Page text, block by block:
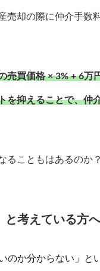
売却の際に仲介手数
買価格 × 3% + 6万
を抑えることで、仲
ることもはあるのか
と考えている方へ
のか分からない」と